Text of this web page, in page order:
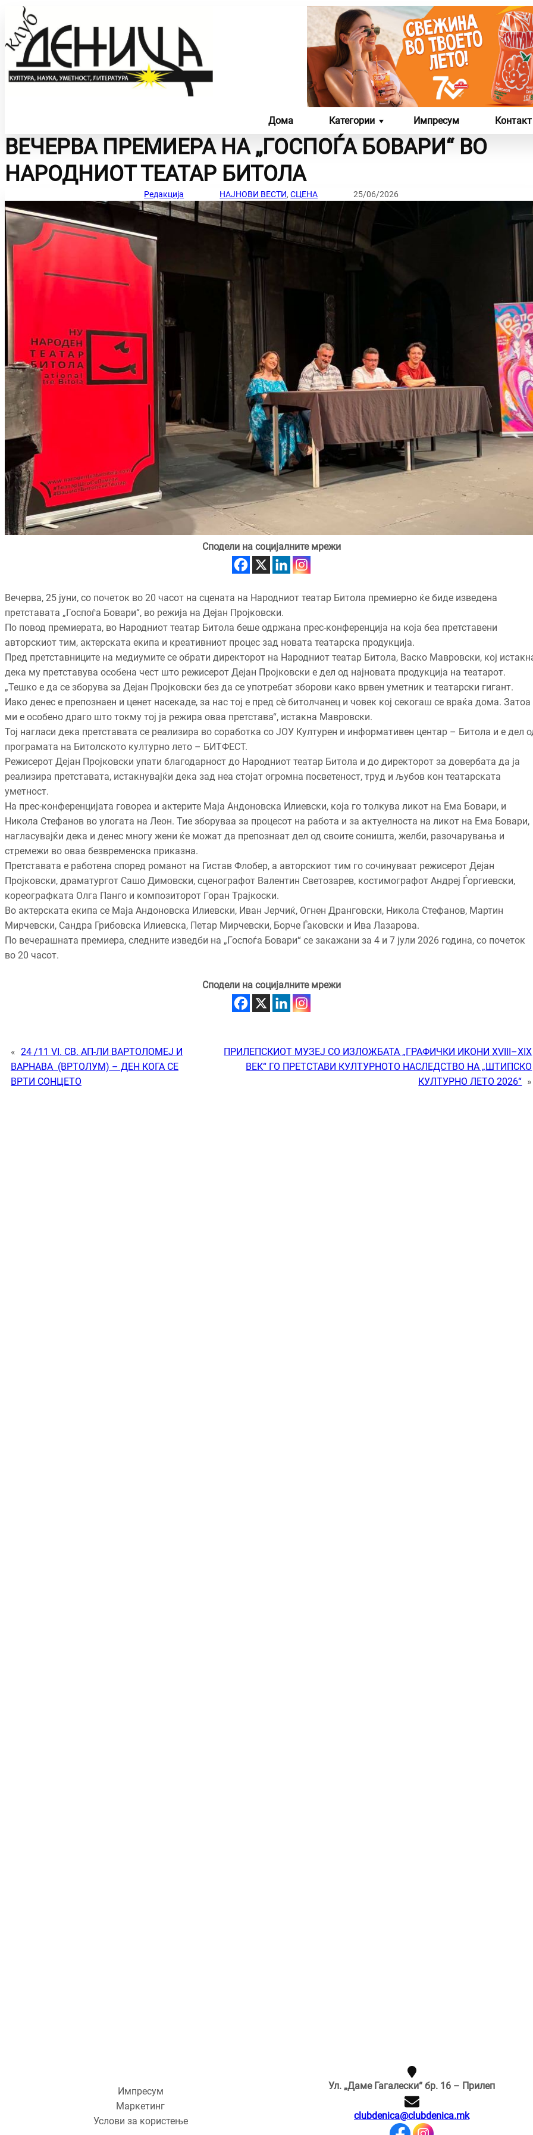
Дома Категории
УМЕТНОСТ СО
ЗБОР
ЛИКОВНА И ФОТО
УМЕТНОСТ
ФОТО НА ДЕНОТ ЛИКОВНИ ДЕЛА
Импресум Контакт
ВЕЧЕРВА ПРЕМИЕРА НА „ГОСПОЃА БОВАРИ“ ВО
НАРОДНИОТ ТЕАТАР БИТОЛА
Редакција НАЈНОВИ ВЕСТИ, СЦЕНА 25/06/2026
Сподели на социјалните мрежи
Вечерва, 25 јуни, со почеток во 20 часот на сцената на Народниот театар Битола премиерно ќе биде изведена
претставата „Госпоѓа Бовари“, во режија на Дејан Пројковски.
По повод премиерата, во Народниот театар Битола беше одржана прес-конференција на која беа претставени
авторскиот тим, актерската екипа и креативниот процес зад новата театарска продукција.
Пред претставниците на медиумите се обрати директорот на Народниот театар Битола, Васко Мавровски, кој
дека му претставува особена чест што режисерот Дејан Пројковски е дел од најновата продукција на театарот.
„Тешко е да се зборува за Дејан Пројковски без да се употребат зборови како врвен уметник и театарски гигант.
Иако денес е препознаен и ценет насекаде, за нас тој е пред сè битолчанец и човек кој секогаш се враќа дома. Затоа
ми е особено драго што токму тој ја режира оваа претстава“, истакна Мавровски.
Тој нагласи дека претставата се реализира во соработка со ЈОУ Културен и информативен центар – Битола и е дел
програмата на Битолското културно лето – БИТФЕСТ.
Режисерот Дејан Пројковски упати благодарност до Народниот театар Битола и до директорот за довербата да ја
реализира претставата, истакнувајќи дека зад неа стојат огромна посветеност, труд и љубов кон театарската
уметност.
На прес-конференцијата говореа и актерите Маја Андоновска Илиевски, која го толкува ликот на Ема Бовари, и
Никола Стефанов во улогата на Леон. Тие зборуваа за процесот на работа и за актуелноста на ликот на Ема Бовари,
нагласувајќи дека и денес многу жени ќе можат да препознаат дел од своите соништа, желби, разочарувања и
стремежи во оваа безвременска приказна.
Претставата е работена според романот на Гистав Флобер, а авторскиот тим го сочинуваат режисерот Дејан
Пројковски, драматургот Сашо Димовски, сценографот Валентин Светозарев, костимографот Андреј Ѓоргиевски,
кореографката Олга Панго и композиторот Горан Трајкоски.
Во актерската екипа се Маја Андоновска Илиевски, Иван Јерчиќ, Огнен Дранговски, Никола Стефанов, Мартин
Мирчевски, Сандра Грибовска Илиевска, Петар Мирчевски, Борче Ѓаковски и Ива Лазарова.
По вечерашната премиера, следните изведби на „Госпоѓа Бовари“ се закажани за 4 и 7 јули 2026 година, со почеток
во 20 часот.
Сподели на социјалните мрежи
« 24 /11 VI. СВ. АП-ЛИ ВАРТОЛОМЕЈ И
ВАРНАВА (ВРТОЛУМ) – ДЕН КОГА СЕ
ВРТИ СОНЦЕТО
ПРИЛЕПСКИОТ МУЗЕЈ СО ИЗЛОЖБАТА „ГРАФИЧКИ ИКОНИ XVIII–XIX
ВЕК“ ГО ПРЕТСТАВИ КУЛТУРНОТО НАСЛЕДСТВО НА „ШТИПСКО
КУЛТУРНО ЛЕТО 2026“ »
Импресум
Маркетинг
Услови за користење
Ул. „Даме Гагалески“ бр. 16 – Прилеп
clubdenica@clubdenica.mk